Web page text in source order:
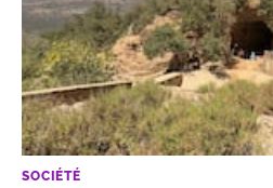
SOCIÉTÉ